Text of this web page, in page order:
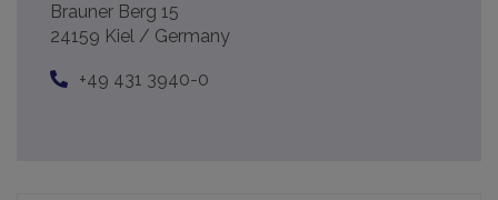
Brauner Berg 15
24159 Kiel / Germany
+49 431 3940-0